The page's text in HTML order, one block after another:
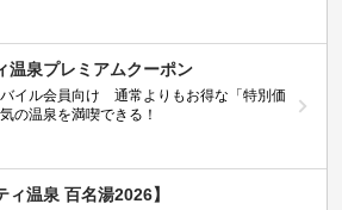
温泉プレミアムクーポン
バイル会員向け 通常よりもお得な「特別価
の温泉を満喫できる！
ィ温泉 百名湯2026】